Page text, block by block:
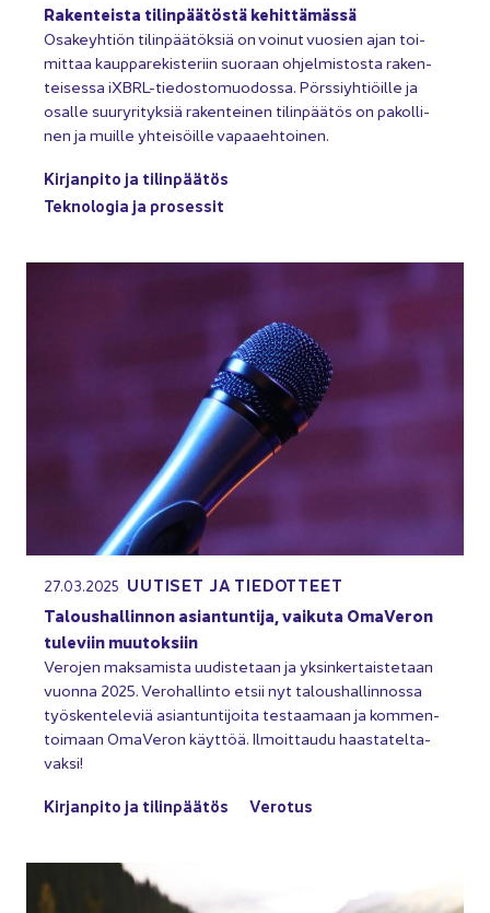
Ra­ken­teis­ta ti­lin­pää­tös­tä ke­hit­tä­mäs­sä
Osa­keyh­tiön ti­lin­pää­tök­siä on voi­nut vuo­sien ajan toi­
mit­taa kaup­pa­re­kis­te­riin suo­raan oh­jel­mis­tos­ta ra­ken­
tei­ses­sa iXBRL-​tiedostomuodossa. Pörs­siyh­tiöil­le ja
osal­le suu­ry­ri­tyk­siä ra­ken­tei­nen ti­lin­pää­tös on pa­kol­li­
nen ja muil­le yh­tei­söil­le va­paa­eh­toi­nen.
Kir­jan­pi­to ja ti­lin­pää­tös
Tek­no­lo­gia ja pro­ses­sit
27.03.2025 UU­TI­SET JA TIE­DOT­TEET
Ta­lous­hal­lin­non asian­tun­ti­ja, vai­ku­ta Oma­Ve­ron
tu­le­viin muu­tok­siin
Ve­ro­jen mak­sa­mis­ta uu­dis­te­taan ja yk­sin­ker­tais­te­taan
vuon­na 2025. Ve­ro­hal­lin­to etsii nyt ta­lous­hal­lin­nos­sa
työs­ken­te­le­viä asian­tun­ti­joi­ta tes­taa­maan ja kom­men­
toi­maan Oma­Ve­ron käyt­töä. Il­moit­tau­du haas­ta­tel­ta­
vak­si!
Kir­jan­pi­to ja ti­lin­pää­tös Ve­ro­tus